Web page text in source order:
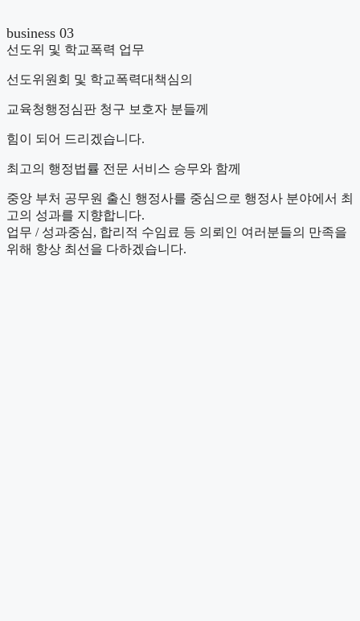
business 03
선도위 및 학교폭력 업무
선도위원회 및 학교폭력대책심의
교육청행정심판 청구 보호자 분들께
힘이 되어 드리겠습니다.
최고의 행정법률 전문 서비스 승무와 함께
중앙 부처 공무원 출신 행정사를 중심으로 행정사 분야에서 최
고의 성과를 지향합니다.
업무 / 성과중심, 합리적 수임료 등 의뢰인 여러분들의 만족을
위해 항상 최선을 다하겠습니다.